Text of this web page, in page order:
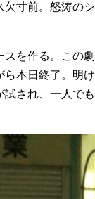
寸前。怒涛の
を作る。この
本日終了。明
試され、一人で